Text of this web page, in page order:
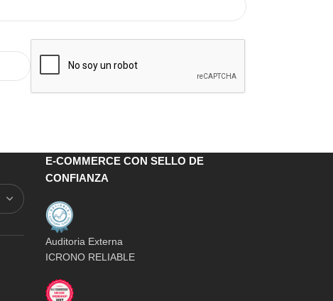
E-COMMERCE CON SELLO DE
CONFIANZA
Auditoria Externa
ICRONO RELIABLE